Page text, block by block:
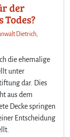
der
Dietrich,
die ehemalige
unter
dar. Dies
aus dem
Decke springen
Entscheidung